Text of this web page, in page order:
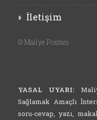
İletişim
©Maliye Postası
YASAL UYARI:
Sağlamak Amaçlı
soru-cevap, yazı,